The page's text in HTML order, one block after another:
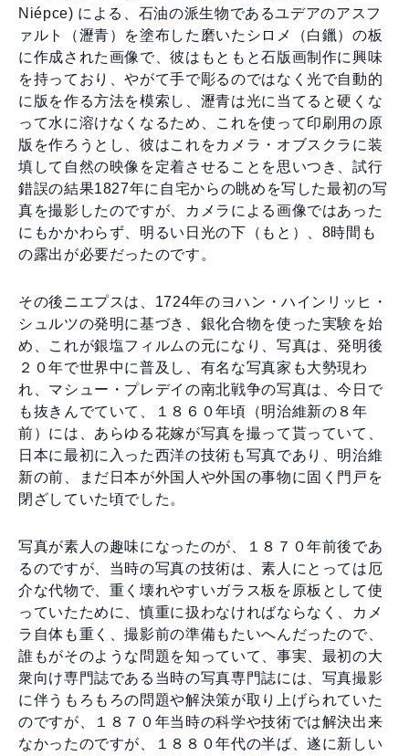
Niépce) による、石油の派生物であるユデアのアスフ
ァルト（瀝青）を塗布した磨いたシロメ（白鑞）の板
に作成された画像で、彼はもともと石版画制作に興味
を持っており、やがて手で彫るのではなく光で自動的
に版を作る方法を模索し、瀝青は光に当てると硬くな
って水に溶けなくなるため、これを使って印刷用の原
版を作ろうとし、彼はこれをカメラ・オブスクラに装
填して自然の映像を定着させることを思いつき、試行
錯誤の結果1827年に自宅からの眺めを写した最初の写
真を撮影したのですが、カメラによる画像ではあった
にもかかわらず、明るい日光の下（もと）、8時間も
の露出が必要だったのです。
その後ニエプスは、1724年のヨハン・ハインリッヒ・
シュルツの発明に基づき、銀化合物を使った実験を始
め、これが銀塩フィルムの元になり、写真は、発明後
２０年で世界中に普及し、有名な写真家も大勢現わ
れ、マシュー・プレデイの南北戦争の写真は、今日で
も抜きんでていて、１８６０年頃（明治維新の８年
前）には、あらゆる花嫁が写真を撮って貰っていて、
日本に最初に入った西洋の技術も写真であり、明治維
新の前、まだ日本が外国人や外国の事物に固く門戸を
閉ざしていた頃でした。
写真が素人の趣味になったのが、１８７０年前後であ
るのですが、当時の写真の技術は、素人にとっては厄
介な代物で、重く壊れやすいガラス板を原板として使
っていたために、慎重に扱わなければならなく、カメ
ラ自体も重く、撮影前の準備もたいへんだったので、
誰もがそのような問題を知っていて、事実、最初の大
衆向け専門誌である当時の写真専門誌には、写真撮影
に伴うもろもろの問題や解決策が取り上げられていた
のですが、１８７０年当時の科学や技術では解決出来
なかったのですが、１８８０年代の半ば、遂に新しい